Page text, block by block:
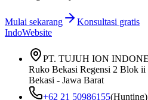
Mulai sekarang
Konsultasi gratis
IndoWebsite
PT. TUJUH ION
Ruko Bekasi Regensi 2 Blok
Bekasi - Jawa Barat
+62 21 50986155(Hunting)